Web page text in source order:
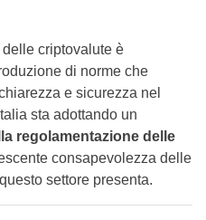
delle criptovalute è
di norme che
e sicurezza nel
sta adottando un
regolamentazione delle
consapevolezza delle
settore presenta.